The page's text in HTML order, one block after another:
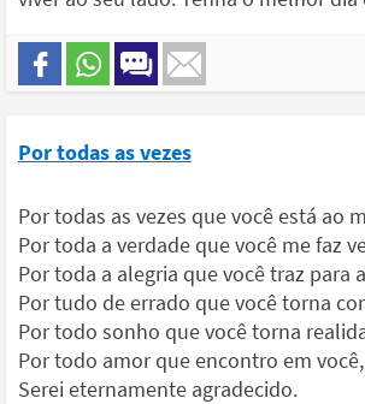
Por todas as vezes
Por todas as vezes que você está ao
Por toda a verdade que você me faz
Por toda a alegria que você traz para
Por tudo de errado que você torna
Por todo sonho que você torna
Por todo amor que encontro em você,
Serei eternamente agradecido.